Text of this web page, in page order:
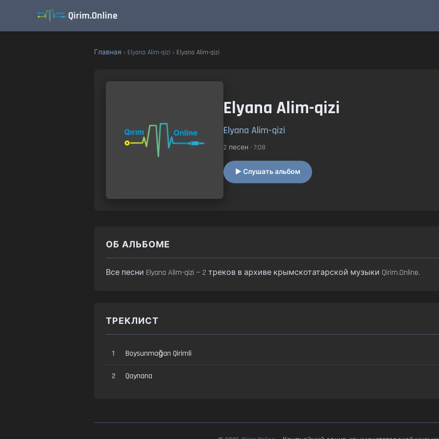
Qirim.Online
Главная › Elyana Alim-qizi › Elyana Alim-qizi
Elyana Alim-qizi
Elyana Alim-qizi
2 песен • 7:08
▶ Слушать альбом
ОБ АЛЬБОМЕ
Все песни Elyana Alim-qizi — 2 треков в архиве крымскотатарской музыки Qirim.Online.
ТРЕКЛИСТ
1 Boysunmağan Qirimli
2 Qaynana